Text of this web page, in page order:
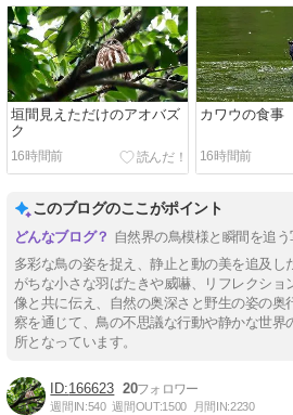
垣間見えただけのアオバズ
ク
16時間前
カワウの食事
16時間前
このブログのここがポイント
自然界の鳥模様と瞬間を追う
多彩な鳥の姿を捉え、静止と動の美を追及し
がちな小さな羽ばたきや威嚇、リフレクショ
像と共に伝え、自然の奥深さと野生の姿の奥
察を通じて、鳥の不思議な行動や静かな世界
所となっています。
166623 20
週間IN:540 週間OUT:1500 月間IN:2230